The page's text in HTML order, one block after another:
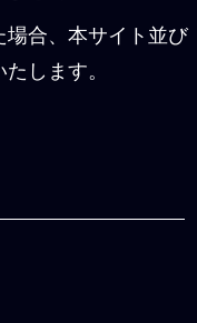
合、本サイト並び
します。